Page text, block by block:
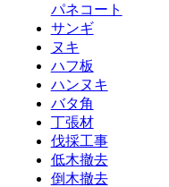
パネコート
サンギ
ヌキ
ハフ板
ハンヌキ
バタ角
丁張材
伐採工事
低木撤去
倒木撤去